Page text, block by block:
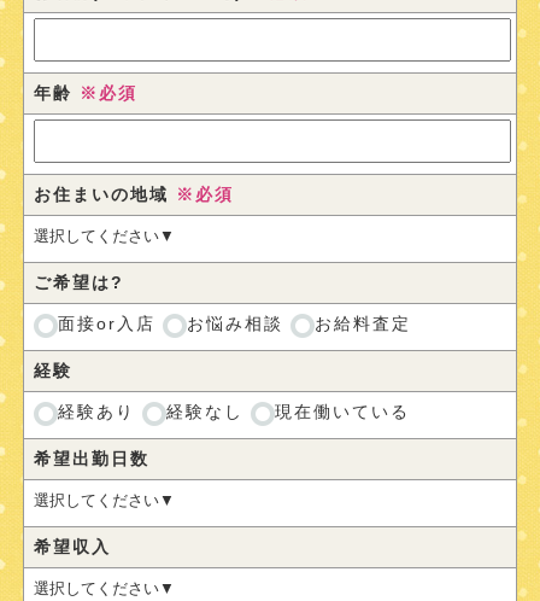
年齢 ※必須
お住まいの地域 ※必須
ご希望は?
面接or入店 お悩み相談 お給料査定
経験
経験あり 経験なし 現在働いている
希望出勤日数
希望収入